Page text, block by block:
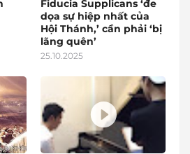
Fiducia Supplicans ‘đe
dọa sự hiệp nhất của
Hội Thánh,’ cần phải ‘bị
lãng quên’
25.10.2025